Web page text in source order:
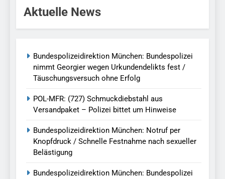
Aktuelle News
Bundespolizeidirektion München: Bundespolizei
nimmt Georgier wegen Urkundendelikts fest /
Täuschungsversuch ohne Erfolg
POL-MFR: (727) Schmuckdiebstahl aus
Versandpaket – Polizei bittet um Hinweise
Bundespolizeidirektion München: Notruf per
Knopfdruck / Schnelle Festnahme nach sexueller
Belästigung
Bundespolizeidirektion München: Bundespolizei